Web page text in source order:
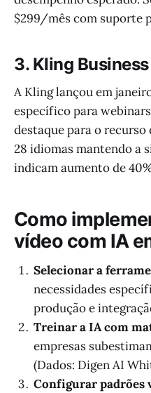
$299/mês com suporte
3. Kling
A Kling lançou em
específico para
destaque para o
28 idiomas mantendo a
indicam aumento de
Como
vídeo com IA
Selecionar a
necessidades
produção e
Treinar a IA com
empresas
(Dados: Digen AI
Configurar padrões